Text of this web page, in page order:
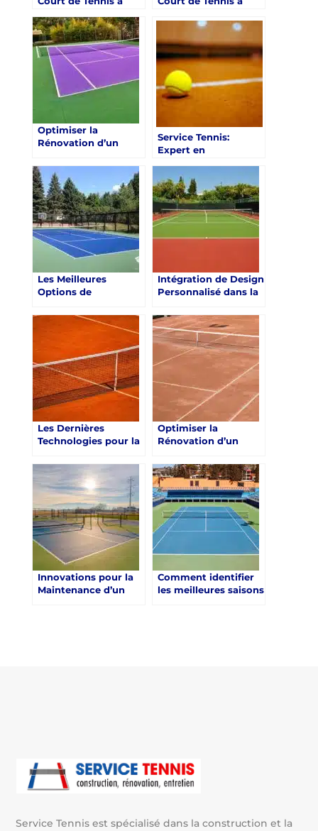
Choisir Service Tennis
?
des Subtilités de
l’Application des
Revêtements de
Surface
Optimiser la
Rénovation d’un
Toulon avec Service
Tennis
Service Tennis:
Expert en
Courts de Tennis à
Toulon
Les Meilleures
Options de
Rénovation d’un
Court de Tennis à
Intégration de Design
Personnalisé dans la
Court de Tennis à
Toulon
Les Dernières
Technologies pour la
Court de Tennis à
Toulon
Optimiser la
Rénovation d’un
Toulon : La
Saisonnalité Cruciale
pour Service Tennis
Innovations pour la
Maintenance d’un
Comment identifier
les meilleures saisons
Service Tennis est spécialisé dans la construction et la